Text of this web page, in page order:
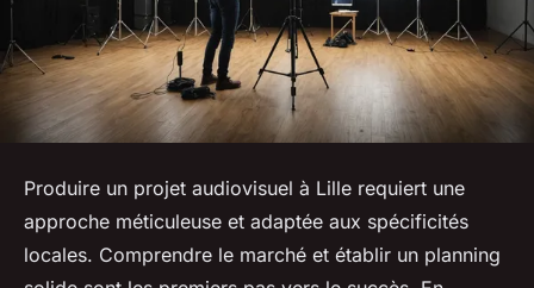
Produire un projet audiovisuel à Lille requiert une
approche méticuleuse et adaptée aux spécificités
locales. Comprendre le marché et établir un planning